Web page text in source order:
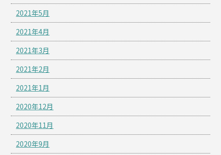
2021年5月
2021年4月
2021年3月
2021年2月
2021年1月
2020年12月
2020年11月
2020年9月